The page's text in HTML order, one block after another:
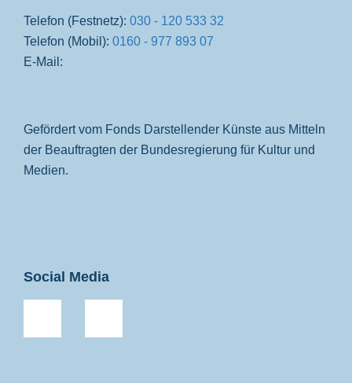
Telefon (Festnetz): 030 - 120 533 32
Telefon (Mobil): 0160 - 977 893 07
E-Mail:
Gefördert vom Fonds Darstellender Künste aus Mitteln
der Beauftragten der Bundesregierung für Kultur und
Medien.
Social Media